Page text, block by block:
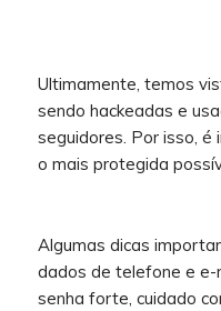
Ultimamente, temos
sendo hackeadas e
seguidores. Por isso,
o mais protegida
Algumas dicas
dados de telefone e e-
senha forte, cuidado